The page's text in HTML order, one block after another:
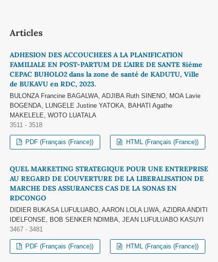
Articles
ADHESION DES ACCOUCHEES A LA PLANIFICATION
FAMILIALE EN POST-PARTUM DE L’AIRE DE SANTE 8ième
CEPAC BUHOLO2 dans la zone de santé de KADUTU, Ville
de BUKAVU en RDC, 2023.
BULONZA Francine BAGALWA, ADJIBA Ruth SINENO, MOA Lavie
BOGENDA, LUNGELE Justine YATOKA, BAHATI Agathe
MAKELELE, WOTO LUATALA
3511 - 3518
PDF (Français (France)) HTML (Français (France))
QUEL MARKETING STRATEGIQUE POUR UNE ENTREPRISE
AU REGARD DE L’OUVERTURE DE LA LIBERALISATION DE
MARCHE DES ASSURANCES CAS DE LA SONAS EN
RDCONGO
DIDIER BUKASA LUFULUABO, AARON LOLA LIWA, AZIDRA ANDITI
IDELFONSE, BOB SENKER NDIMBA, JEAN LUFULUABO KASUYI
3467 - 3481
PDF (Français (France)) HTML (Français (France))